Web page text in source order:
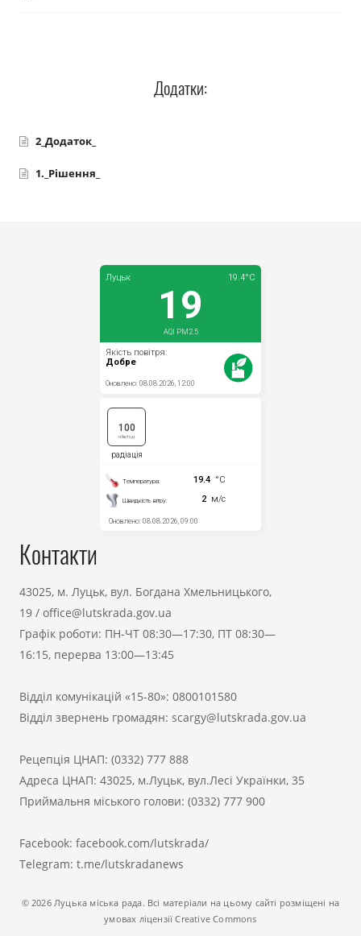
Додатки:
2_Додаток_
1._Рішення_
Контакти
43025, м. Луцьк, вул. Богдана Хмельницького,
19 / office@lutskrada.gov.ua
Графік роботи: ПН-ЧТ 08:30—17:30, ПТ 08:30—
16:15, перерва 13:00—13:45
Відділ комунікацій «15-80»: 0800101580
Відділ звернень громадян: scargy@lutskrada.gov.ua
Рецепція ЦНАП: (0332) 777 888
Адреса ЦНАП: 43025, м.Луцьк, вул.Лесі Українки, 35
Приймальня міського голови: (0332) 777 900
Facebook: facebook.com/lutskrada/
Telegram: t.me/lutskradanews
© 2026 Луцька міська рада. Всі матеріали на цьому сайті розміщені на
умовах ліцензії Creative Commons